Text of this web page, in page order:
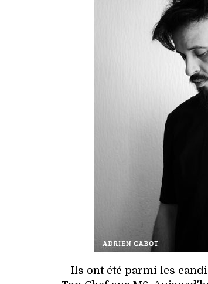
Ils ont été parmi les